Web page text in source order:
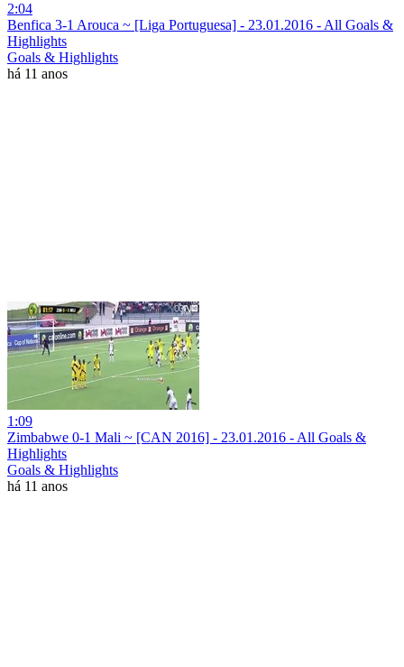
2:04
Benfica 3-1 Arouca ~ [Liga Portuguesa] - 23.01.2016 - All Goals &
Highlights
Goals & Highlights
há 11 anos
1:09
Zimbabwe 0-1 Mali ~ [CAN 2016] - 23.01.2016 - All Goals &
Highlights
Goals & Highlights
há 11 anos